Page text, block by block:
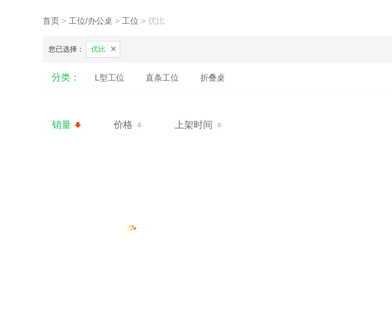
首页 > 工位/办公桌 > 工位 > 优比
您已选择： 优比
分类： L型工位 直条工位 折叠桌
销量 价格 上架时间